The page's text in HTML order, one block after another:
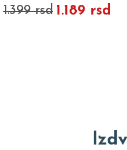
1.399 rsd 1.189 rsd